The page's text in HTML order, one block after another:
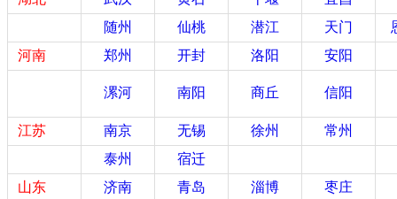
随州
仙桃 潜江 天门
河南
郑州 开封 洛阳 安阳
漯河 南阳 商丘 信阳
江苏 南京 无锡 徐州
常州
泰州
宿迁
山东
济南 青岛 淄博
枣庄